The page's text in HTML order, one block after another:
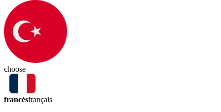
choose
francésfrançais